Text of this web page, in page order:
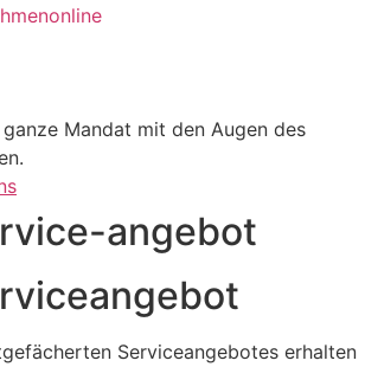
Mandat mit den Augen des
angebot
Serviceangebotes erhalten